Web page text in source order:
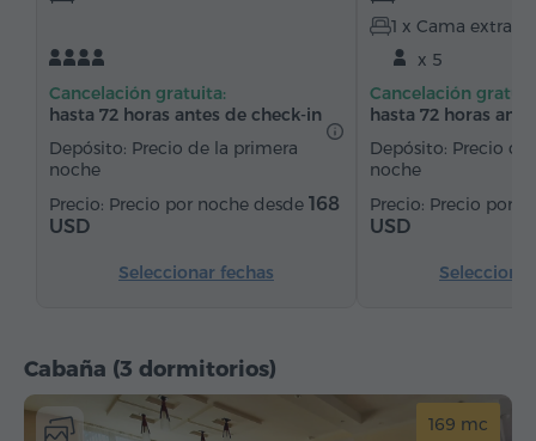
Silla
Teléfono Servicio despertador
Canales de satélite Alfombrado
Suelos de parquet Cocineta Refriderador
Té/Café
Cancelación gratuita:
hasta 72 horas antes de check-in
Depósito: Precio de la primera
noche
Precio por noche desde 168
USD
Seleccionar fechas
1 x Cama extra
x 5
Cancelación
hasta 72 horas
Depósito: Precio
noche
Precio por
USD
Cabaña (3 dormitorios)
169 mc